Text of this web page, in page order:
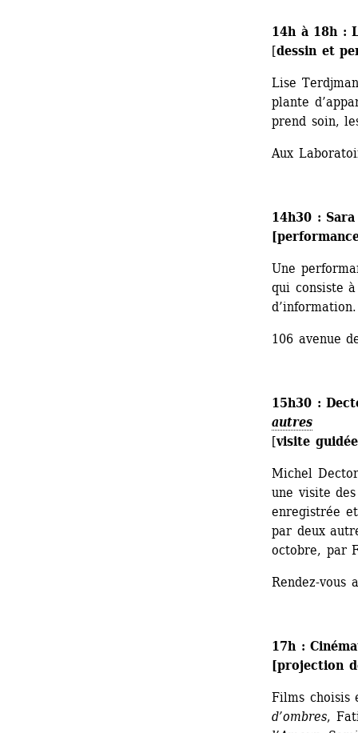
14h à 18h :
[dessin et
Lise
plante
prend soin,
Aux
14h30 :
Une
qui consiste
d’information.
106 avenue
15h30 :
autres
[visite guidée
Michel
une visite
enregistrée
par deux
octobre, par
Rendez-vous
17h :
[projection
Films choisis
d’ombres,